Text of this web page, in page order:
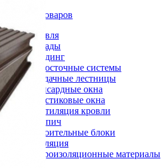
Каталог товаров
Кровля
Фасады
Сайдинг
Водосточные системы
Чердачные лестницы
Мансардные окна
Пластиковые окна
Вентиляция кровли
Кирпич
Строительные блоки
Изоляция
Гидроизоляционные материалы